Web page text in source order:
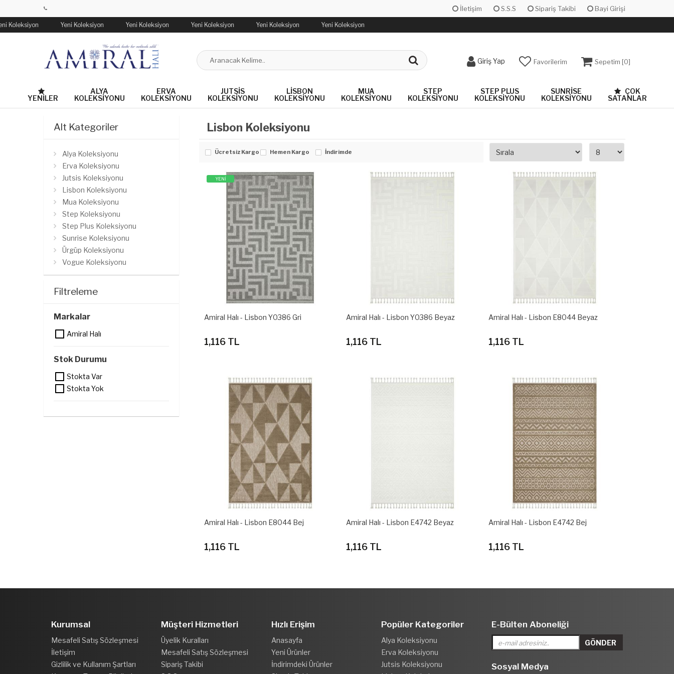
İletişim S.S.S Sipariş Takibi Bayi Girişi
Koleksiyon Yeni Koleksiyon Yeni Koleksiyon Yeni Koleksiyon Yeni Koleksiyon Yeni Koleksiyon
Giriş Yap Favorilerim Sepetim [0]
YENILER
ALYA
KOLEKSIYONU
ERVA
KOLEKSIYONU
JUTSIS
KOLEKSIYONU
LISBON
KOLEKSIYONU
MUA
KOLEKSIYONU
STEP
KOLEKSIYONU
STEP PLUS
KOLEKSIYONU
SUNRISE
KOLEKSIYONU
ÇOK
SATANLAR
Alt Kategoriler
Alya Koleksiyonu
Erva Koleksiyonu
Jutsis Koleksiyonu
Lisbon Koleksiyonu
Mua Koleksiyonu
Step Koleksiyonu
Step Plus Koleksiyonu
Sunrise Koleksiyonu
Ürgüp Koleksiyonu
Vogue Koleksiyonu
Filtreleme
Markalar
Amiral Halı
Stok Durumu
Stokta Var
Stokta Yok
Lisbon Koleksiyonu
Ücretsiz Kargo Hemen Kargo İndirimde
YENİ
Amiral Halı - Lisbon Y0386 Gri
1,116 TL
Amiral Halı - Lisbon Y0386 Beyaz
1,116 TL
Amiral Halı - Lisbon E8044 Beyaz
1,116 TL
Amiral Halı - Lisbon E8044 Bej
1,116 TL
Amiral Halı - Lisbon E4742 Beyaz
1,116 TL
Amiral Halı - Lisbon E4742 Bej
1,116 TL
Kurumsal
Mesafeli Satış Sözleşmesi
İletişim
Gizlilik ve Kullanım Şartları
Müşteri Hizmetleri
Üyelik Kuralları
Mesafeli Satış Sözleşmesi
Sipariş Takibi
Hızlı Erişim
Anasayfa
Yeni Ürünler
İndirimdeki Ürünler
Popüler Kategoriler
Alya Koleksiyonu
Erva Koleksiyonu
Jutsis Koleksiyonu
E-Bülten Aboneliği
Sosyal Medya